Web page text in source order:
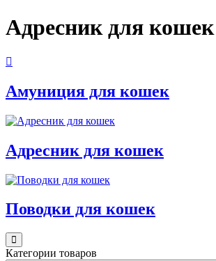
Адресник для кошек
Амуниция для кошек
Адресник для кошек
Поводки для кошек
Категории товаров